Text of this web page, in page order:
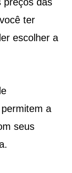
ter
escolher a
a
seus